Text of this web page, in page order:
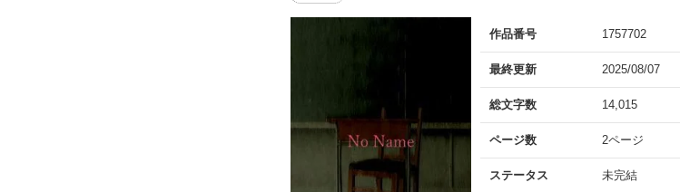
作品番号 1757702
最終更新 2025/08/07
総文字数 14,015
ページ数 2ページ
ステータス 未完結